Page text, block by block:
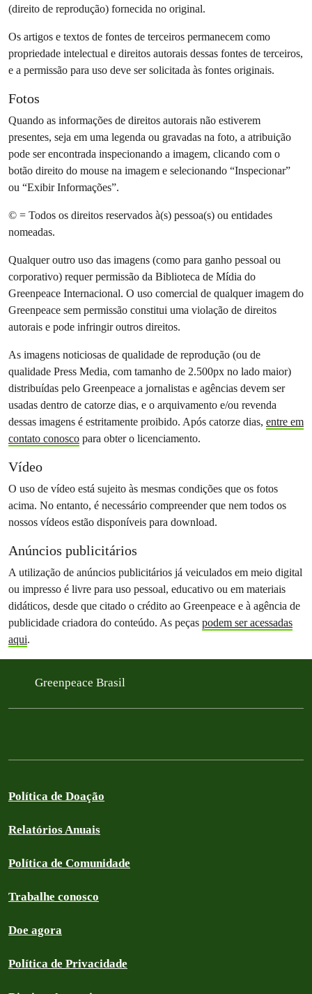
(direito de reprodução) fornecida no original.
Os artigos e textos de fontes de terceiros permanecem como
propriedade intelectual e direitos autorais dessas fontes de terceiros,
e a permissão para uso deve ser solicitada às fontes originais.
Fotos
Quando as informações de direitos autorais não estiverem
presentes, seja em uma legenda ou gravadas na foto, a atribuição
pode ser encontrada inspecionando a imagem, clicando com o
botão direito do mouse na imagem e selecionando “Inspecionar”
ou “Exibir Informações”.
© = Todos os direitos reservados à(s) pessoa(s) ou entidades
nomeadas.
Qualquer outro uso das imagens (como para ganho pessoal ou
corporativo) requer permissão da Biblioteca de Mídia do
Greenpeace Internacional. O uso comercial de qualquer imagem do
Greenpeace sem permissão constitui uma violação de direitos
autorais e pode infringir outros direitos.
As imagens noticiosas de qualidade de reprodução (ou de
qualidade Press Media, com tamanho de 2.500px no lado maior)
distribuídas pelo Greenpeace a jornalistas e agências devem ser
usadas dentro de catorze dias, e o arquivamento e/ou revenda
dessas imagens é estritamente proibido. Após catorze dias, entre em
contato conosco para obter o licenciamento.
Vídeo
O uso de vídeo está sujeito às mesmas condições que os fotos
acima. No entanto, é necessário compreender que nem todos os
nossos vídeos estão disponíveis para download.
Anúncios publicitários
A utilização de anúncios publicitários já veiculados em meio digital
ou impresso é livre para uso pessoal, educativo ou em materiais
didáticos, desde que citado o crédito ao Greenpeace e à agência de
publicidade criadora do conteúdo. As peças podem ser acessadas
aqui.
Greenpeace Brasil
Política de Doação
Relatórios Anuais
Política de Comunidade
Trabalhe conosco
Doe agora
Política de Privacidade